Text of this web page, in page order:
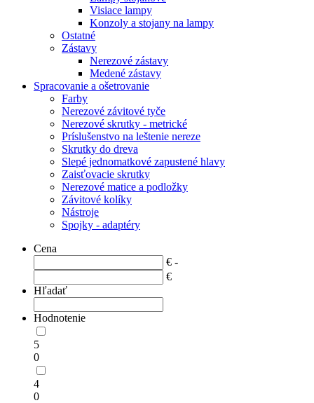
Visiace lampy
Konzoly a stojany na lampy
Ostatné
Zástavy
Nerezové zástavy
Medené zástavy
Spracovanie a ošetrovanie
Farby
Nerezové závitové tyče
Nerezové skrutky - metrické
Príslušenstvo na leštenie nereze
Skrutky do dreva
Slepé jednomatkové zapustené hlavy
Zaisťovacie skrutky
Nerezové matice a podložky
Závitové kolíky
Nástroje
Spojky - adaptéry
Cena
€ -
€
Hľadať
Hodnotenie
5
0
4
0